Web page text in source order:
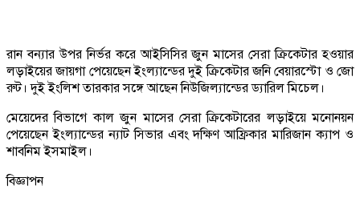
রান বন্যার উপর নির্ভর করে আইসিসির জুন মাসের সেরা ক্রিকেটার হওয়ার
লড়াইয়ের জায়গা পেয়েছেন ইংল্যান্ডের দুই ক্রিকেটার জনি বেয়ারস্টো ও জো
রুট। দুই ইংলিশ তারকার সঙ্গে আছেন নিউজিল্যান্ডের ড্যারিল মিচেল।
মেয়েদের বিভাগে কাল জুন মাসের সেরা ক্রিকেটারের লড়াইয়ে মনোনয়ন
পেয়েছেন ইংল্যান্ডের ন্যাট সিভার এবং দক্ষিণ আফ্রিকার মারিজান ক্যাপ ও
শাবনিম ইসমাইল।
বিজ্ঞাপন